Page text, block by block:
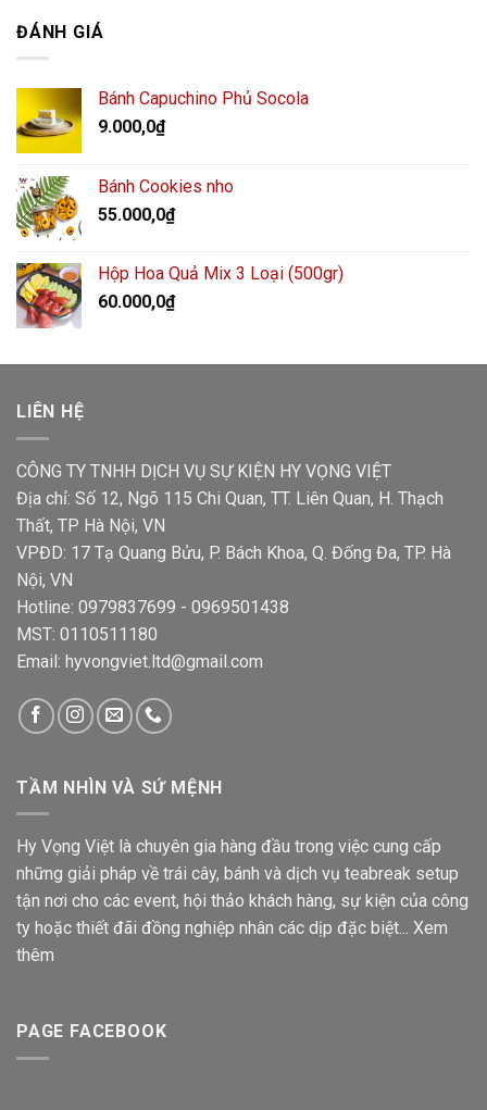
ĐÁNH GIÁ
Bánh Capuchino Phủ Socola
9.000,0₫
Bánh Cookies nho
55.000,0₫
Hộp Hoa Quả Mix 3 Loại (500gr)
60.000,0₫
LIÊN HỆ
CÔNG TY TNHH DỊCH VỤ SỰ KIỆN HY VỌNG VIỆT
Địa chỉ: Số 12, Ngõ 115 Chi Quan, TT. Liên Quan, H. Thạch
Thất, TP Hà Nội, VN
VPĐD: 17 Tạ Quang Bửu, P. Bách Khoa, Q. Đống Đa, TP. Hà
Nội, VN
Hotline: 0979837699 - 0969501438
MST: 0110511180
Email: hyvongviet.ltd@gmail.com
TẦM NHÌN VÀ SỨ MỆNH
Hy Vọng Việt là chuyên gia hàng đầu trong việc cung cấp
những giải pháp về trái cây, bánh và dịch vụ teabreak setup
tận nơi cho các event, hội thảo khách hàng, sự kiện của công
ty hoặc thiết đãi đồng nghiệp nhân các dịp đặc biệt... Xem
thêm
PAGE FACEBOOK